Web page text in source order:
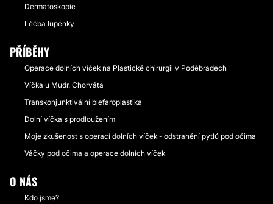
Dermatoskopie
Léčba lupénky
PŘÍBĚHY
Operace dolních víček na Plastické chirurgii v Poděbradech
Víčka u Mudr. Chorváta
Transkonjunktivální blefaroplastika
Dolní víčka s prodloužením
Moje zkušenost s operací dolních víček - odstranění pytlů pod očima
Váčky pod očima a operace dolních víček
O NÁS
Kdo jsme?